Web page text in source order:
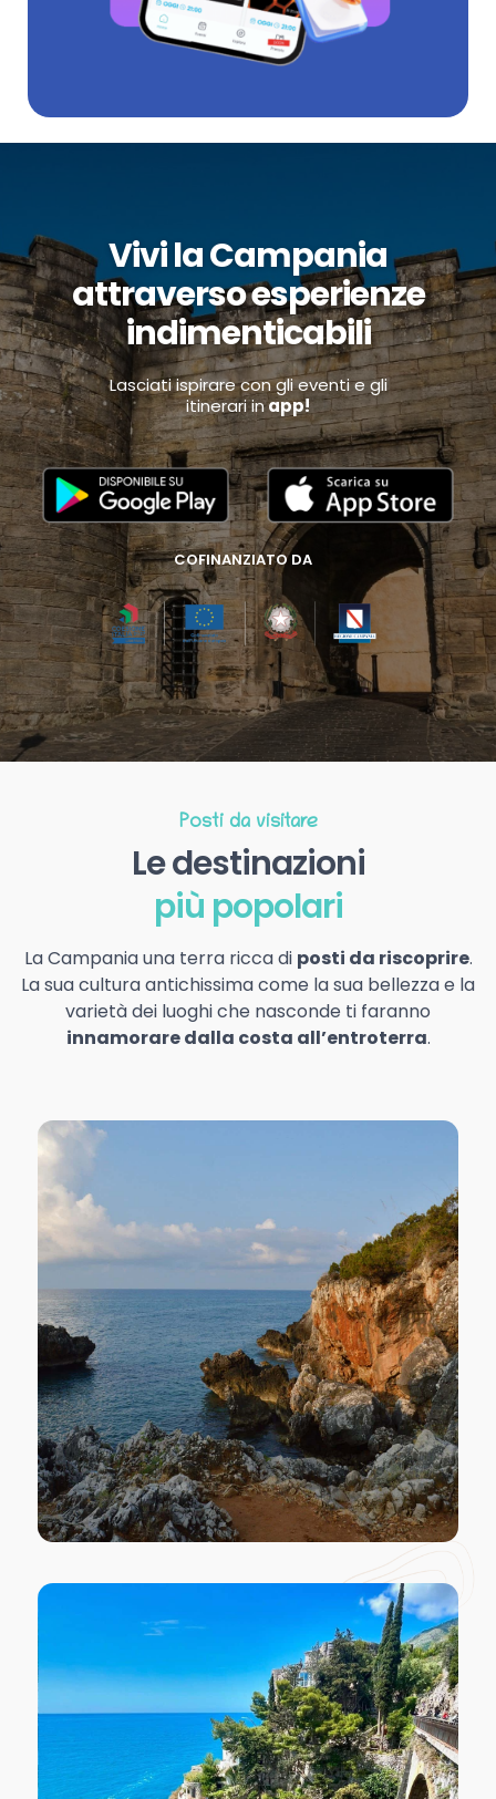
Vivi la Campania
attraverso esperienze
indimenticabili
Lasciati ispirare con gli eventi e gli
itinerari inapp!
COFINANZIATO DA
Posti da visitare
Le destinazioni
più popolari
La Campania una terra ricca di posti da riscoprire.
La sua cultura antichissima come la sua bellezza e la
varietà dei luoghi che nasconde ti faranno
innamorare dalla costa all’entroterra.